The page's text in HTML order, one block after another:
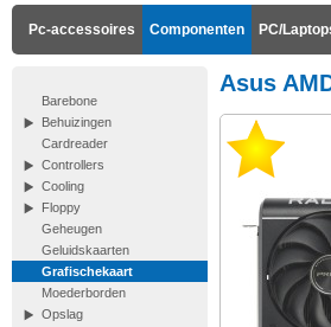
Pc-accessoires Componenten PC/
Barebone
Behuizingen
Cardreader
Controllers
Cooling
Floppy
Geheugen
Geluidskaarten
Grafischekaart
Moederborden
Opslag
Asus